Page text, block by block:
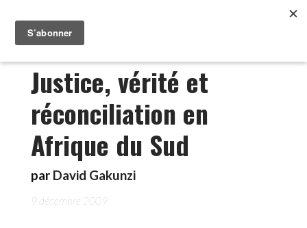
Justice, vérité et
réconciliation en
Afrique du Sud
par David Gakunzi
9 décembre 2009